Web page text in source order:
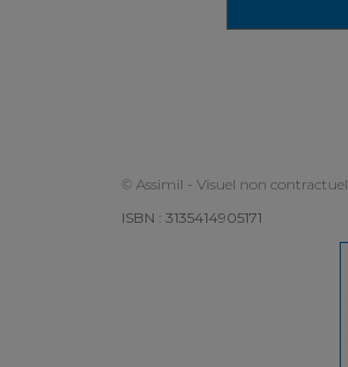
© Assimil - Visuel non contractuel
ISBN : 3135414905171